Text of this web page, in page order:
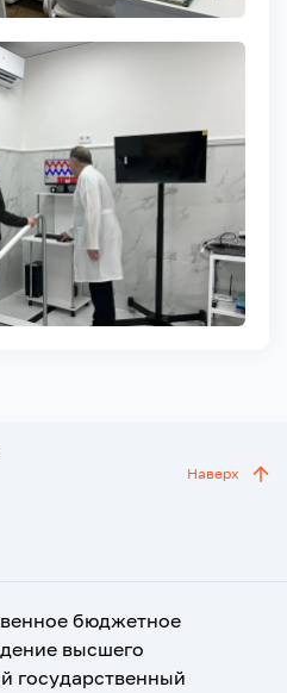
Наверх
бюджетное
высшего
государственный